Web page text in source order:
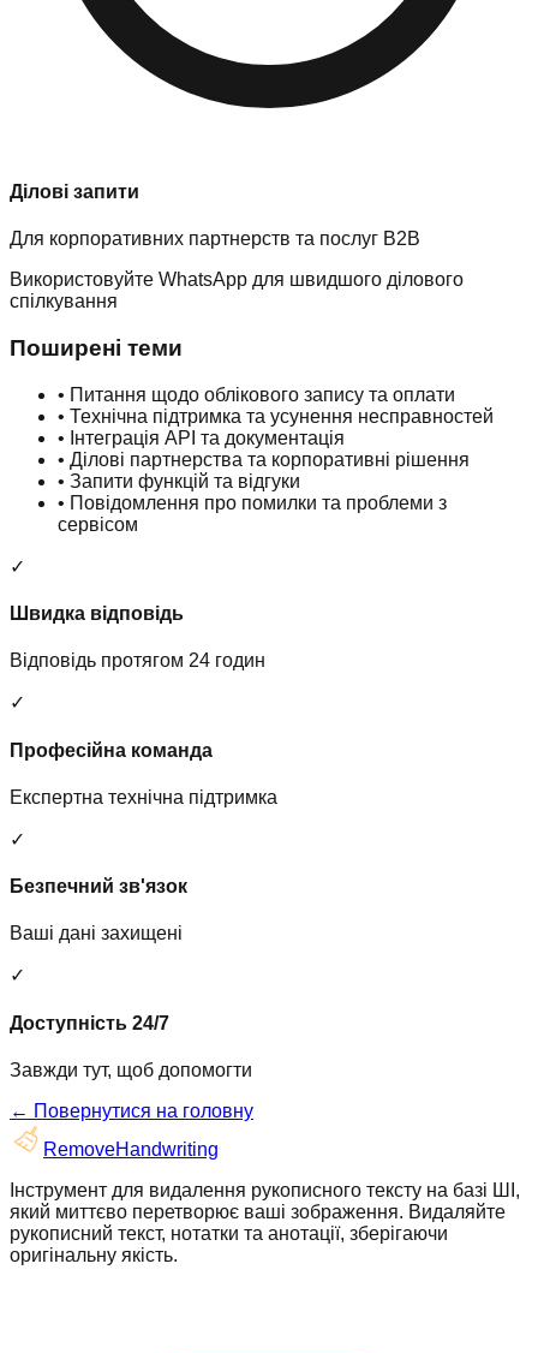
Ділові запити
Для корпоративних партнерств та послуг B2B
Використовуйте WhatsApp для швидшого ділового
спілкування
Поширені теми
• Питання щодо облікового запису та оплати
• Технічна підтримка та усунення несправностей
• Інтеграція API та документація
• Ділові партнерства та корпоративні рішення
• Запити функцій та відгуки
• Повідомлення про помилки та проблеми з
сервісом
✓
Швидка відповідь
Відповідь протягом 24 годин
✓
Професійна команда
Експертна технічна підтримка
✓
Безпечний зв'язок
Ваші дані захищені
✓
Доступність 24/7
Завжди тут, щоб допомогти
← Повернутися на головну
RemoveHandwriting
Інструмент для видалення рукописного тексту на базі ШІ,
який миттєво перетворює ваші зображення. Видаляйте
рукописний текст, нотатки та анотації, зберігаючи
оригінальну якість.